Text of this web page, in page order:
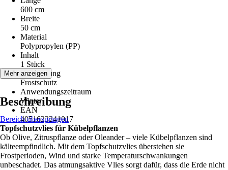
600 cm
Breite
50 cm
Material
Polypropylen (PP)
Inhalt
1 Stück
Anwendung
Frostschutz
Anwendungszeitraum
Winter
EAN
4051623241017
Mehr anzeigen
Beschreibung
Bereich überspringen
Topfschutzvlies für Kübelpflanzen
Ob Olive, Zitruspflanze oder Oleander – viele Kübelpflanzen sind
kälteempfindlich. Mit dem Topfschutzvlies überstehen sie
Frostperioden, Wind und starke Temperaturschwankungen
unbeschadet. Das atmungsaktive Vlies sorgt dafür, dass die Erde nicht